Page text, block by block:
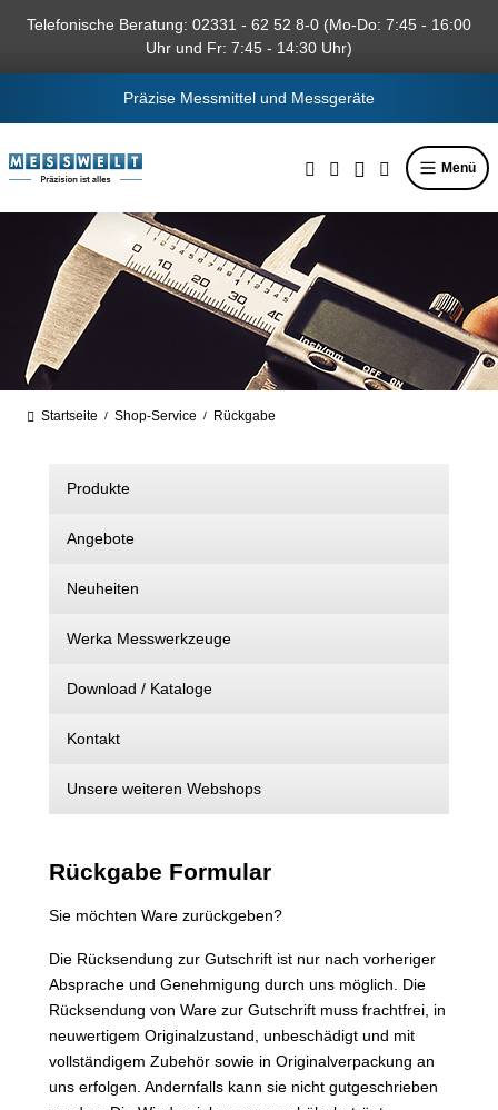
springen
Telefonische Beratung: 02331 - 62 52 8-0 (Mo-Do: 7:45 - 16:00
Uhr und Fr: 7:45 - 14:30 Uhr)
Präzise Messmittel und Messgeräte
Menü
Startseite / Shop-Service / Rückgabe
Produkte
Angebote
Neuheiten
Werka Messwerkzeuge
Download / Kataloge
Kontakt
Unsere weiteren Webshops
Rückgabe Formular
Sie möchten Ware zurückgeben?
Die Rücksendung zur Gutschrift ist nur nach vorheriger
Absprache und Genehmigung durch uns möglich. Die
Rücksendung von Ware zur Gutschrift muss frachtfrei, in
neuwertigem Originalzustand, unbeschädigt und mit
vollständigem Zubehör sowie in Originalverpackung an
uns erfolgen. Andernfalls kann sie nicht gutgeschrieben